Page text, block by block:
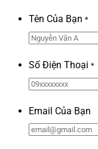
Tên Của Bạn *
Số Điện Thoại *
Email Của Bạn